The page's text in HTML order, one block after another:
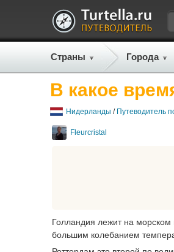
Страны Города
В какое
Нидерланды / Путеводитель
Fleurcristal
Голландия лежит на
большим колебанием